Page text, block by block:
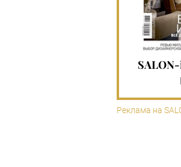
Реклама на